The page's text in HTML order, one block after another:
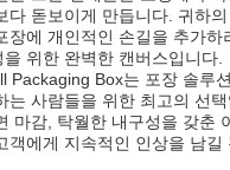
다 돋보이게 만듭니다. 귀하
장에 개인적인 손길을 추가하
위한 완벽한 캔버스입니다.
Packaging Box는 포장 솔루
는 사람들을 위한 최고의 선
마감, 탁월한 내구성을 갖춘
객에게 지속적인 인상을 남길